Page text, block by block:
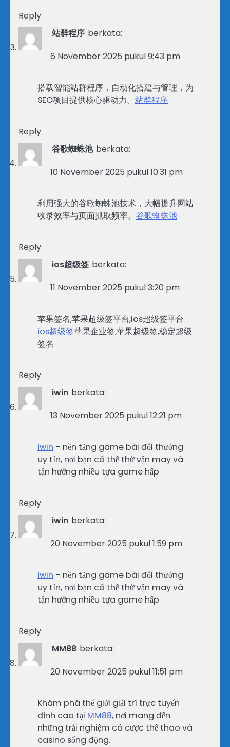
Reply
站群程序 berkata:
6 November 2025 pukul 9:43 pm
搭载智能站群程序，自动化搭建与管理，为
SEO项目提供核心驱动力。 站群程序
Reply
谷歌蜘蛛池 berkata:
10 November 2025 pukul 10:31 pm
利用强大的谷歌蜘蛛池技术，大幅提升网站
收录效率与页面抓取频率。 谷歌蜘蛛池
Reply
ios超级签 berkata:
11 November 2025 pukul 3:20 pm
苹果签名,苹果超级签平台,ios超级签平台
ios超级签苹果企业签,苹果超级签,稳定超级
签名
Reply
iwin berkata:
13 November 2025 pukul 12:21 pm
iwin – nền tảng game bài đổi thưởng
uy tín, nơi bạn có thể thử vận may và
tận hưởng nhiều tựa game hấp
Reply
iwin berkata:
20 November 2025 pukul 1:59 pm
iwin – nền tảng game bài đổi thưởng
uy tín, nơi bạn có thể thử vận may và
tận hưởng nhiều tựa game hấp
Reply
MM88 berkata:
20 November 2025 pukul 11:51 pm
Khám phá thế giới giải trí trực tuyến
đỉnh cao tại MM88, nơi mang đến
những trải nghiệm cá cược thể thao và
casino sống động.